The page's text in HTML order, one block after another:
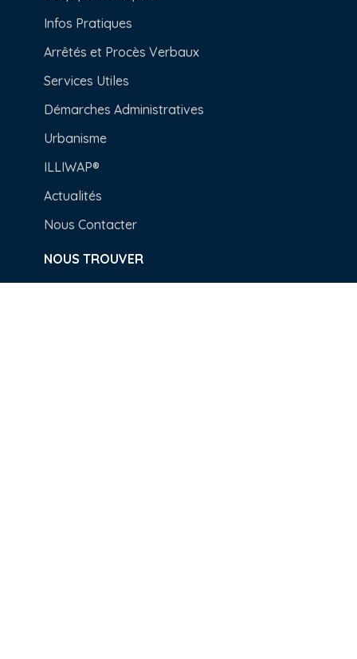
Infos Pratiques
Arrêtés et Procès Verbaux
Services Utiles
Démarches Administratives
Urbanisme
ILLIWAP®
Actualités
Nous Contacter
NOUS TROUVER